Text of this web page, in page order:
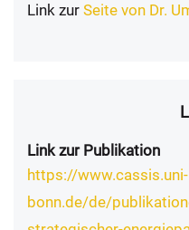
Link zur Seite von Dr.
Link zur Publikation
https://www.cassis.uni-
bonn.de/de/